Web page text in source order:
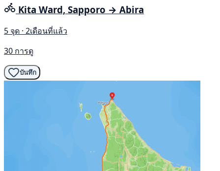
Kita Ward, Sapporo → Abira
5 จุด · 2เดือนที่แล้ว
30 การดู
บันทึก